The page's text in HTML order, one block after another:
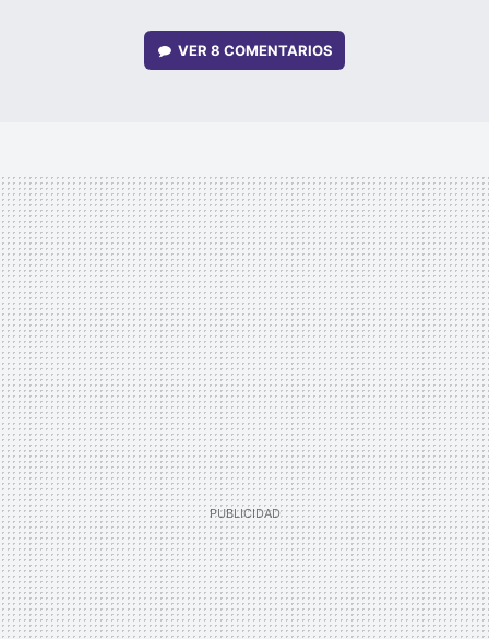
VER 8 COMENTARIOS